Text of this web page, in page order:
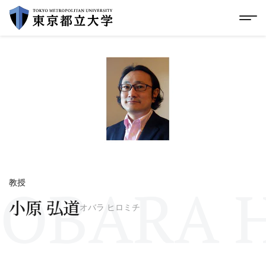
グローバルメニューにスキップ メ
OBARA
教授
小原 弘道オバラ ヒロミチ